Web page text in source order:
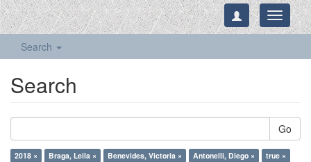
Toggle
Search
Search
Go
2018 × Braga, Leila × Benevides, Victoria × Antonelli, Diego ×
true ×